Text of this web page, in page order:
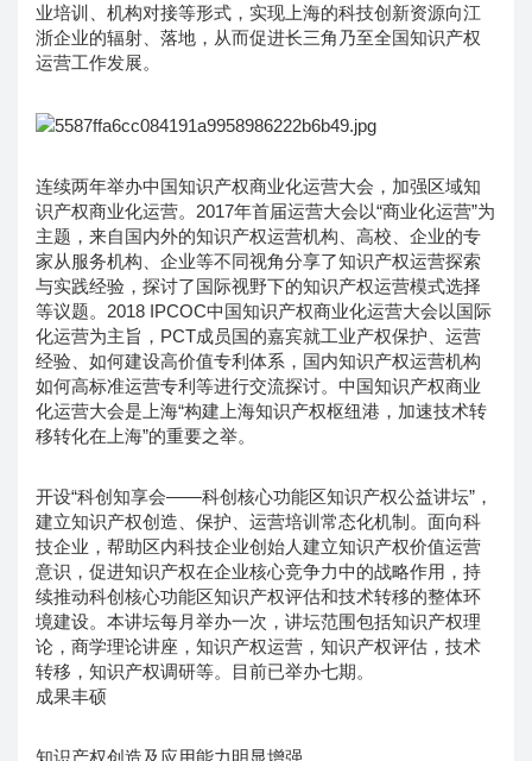
业培训、机构对接等形式，实现上海的科技创新资源向江
浙企业的辐射、落地，从而促进长三角乃至全国知识产权
运营工作发展。
连续两年举办中国知识产权商业化运营大会，加强区域知
识产权商业化运营。2017年首届运营大会以“商业化运营”为
主题，来自国内外的知识产权运营机构、高校、企业的专
家从服务机构、企业等不同视角分享了知识产权运营探索
与实践经验，探讨了国际视野下的知识产权运营模式选择
等议题。2018 IPCOC中国知识产权商业化运营大会以国际
化运营为主旨，PCT成员国的嘉宾就工业产权保护、运营
经验、如何建设高价值专利体系，国内知识产权运营机构
如何高标准运营专利等进行交流探讨。中国知识产权商业
化运营大会是上海“构建上海知识产权枢纽港，加速技术转
移转化在上海”的重要之举。
开设“科创知享会——科创核心功能区知识产权公益讲坛”，
建立知识产权创造、保护、运营培训常态化机制。面向科
技企业，帮助区内科技企业创始人建立知识产权价值运营
意识，促进知识产权在企业核心竞争力中的战略作用，持
续推动科创核心功能区知识产权评估和技术转移的整体环
境建设。本讲坛每月举办一次，讲坛范围包括知识产权理
论，商学理论讲座，知识产权运营，知识产权评估，技术
转移，知识产权调研等。目前已举办七期。
成果丰硕
知识产权创造及应用能力明显增强